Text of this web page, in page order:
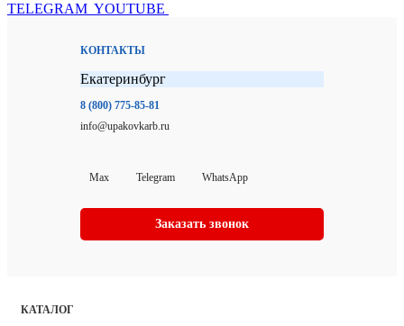
TELEGRAM YOUTUBE
КОНТАКТЫ
Екатеринбург
8 (800) 775-85-81
info@upakovkarb.ru
Max Telegram WhatsApp
Заказать звонок
КАТАЛОГ